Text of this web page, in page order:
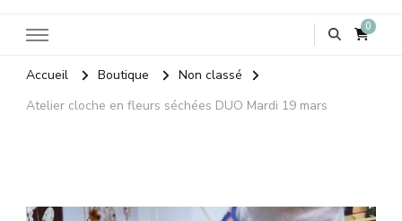
0
Accueil Boutique
Non classé
Atelier cloche en fleurs séchées DUO Mardi 19 mars